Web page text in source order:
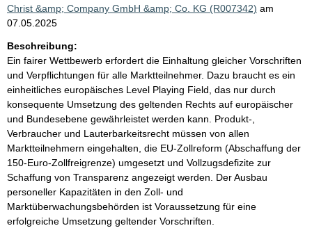
Christ &amp; Company GmbH &amp; Co. KG (R007342) am
07.05.2025
Beschreibung:
Ein fairer Wettbewerb erfordert die Einhaltung gleicher Vorschriften
und Verpflichtungen für alle Marktteilnehmer. Dazu braucht es ein
einheitliches europäisches Level Playing Field, das nur durch
konsequente Umsetzung des geltenden Rechts auf europäischer
und Bundesebene gewährleistet werden kann. Produkt-,
Verbraucher und Lauterbarkeitsrecht müssen von allen
Marktteilnehmern eingehalten, die EU-Zollreform (Abschaffung der
150-Euro-Zollfreigrenze) umgesetzt und Vollzugsdefizite zur
Schaffung von Transparenz angezeigt werden. Der Ausbau
personeller Kapazitäten in den Zoll- und
Marktüberwachungsbehörden ist Voraussetzung für eine
erfolgreiche Umsetzung geltender Vorschriften.